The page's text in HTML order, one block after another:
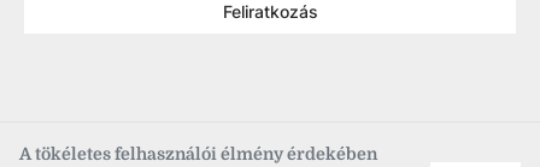
A tökéletes felhasználói élmény érdekében
Feliratkozás